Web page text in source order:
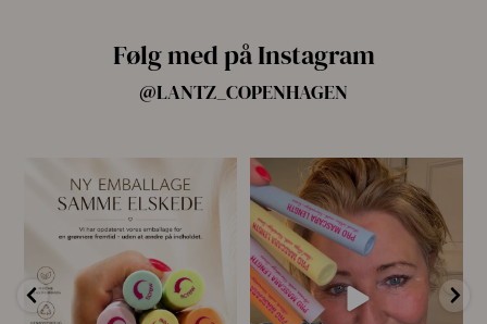
Følg med på Instagram
@LANTZ_COPENHAGEN
🌿 Ny emballage – samme
mascara, du elsker 💗
...
12
For første gang har vi samlet
alle fire Pro...
13